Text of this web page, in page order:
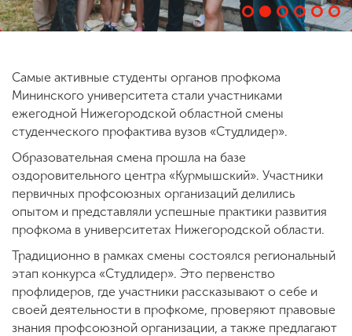
Приемная
Самые активные студенты органов профкома
Мининского университета стали участниками
ежегодной Нижегородской областной смены
студенческого профактива вузов «Студлидер».
Образовательная смена прошла на базе
оздоровительного центра «Курмышский». Участники
первичных профсоюзных организаций делились
опытом и представляли успешные практики развития
профкома в университетах Нижегородской области.
Традиционно в рамках смены состоялся региональный
этап конкурса «Студлидер». Это первенство
профлидеров, где участники рассказывают о себе и
своей деятельности в профкоме, проверяют правовые
знания профсоюзной организации, а также предлагают